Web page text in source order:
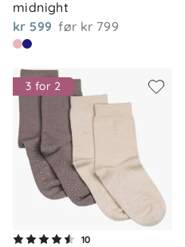
midnight
kr 599 før kr 799
3 for 2
10